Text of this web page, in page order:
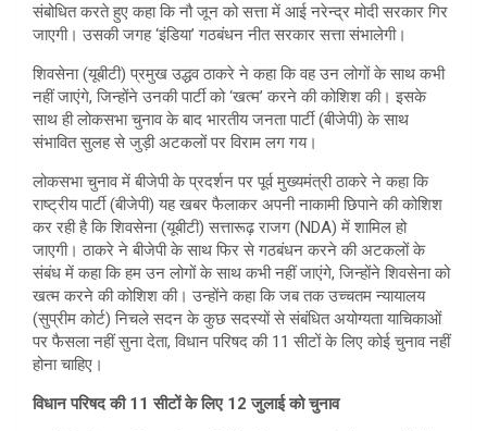
संबोधित करते हुए कहा कि नौ जून को सत्ता में आई नरेन्द्र मोदी सरकार गिर
जाएगी। उसकी जगह ‘इंडिया’ गठबंधन नीत सरकार सत्ता संभालेगी।
शिवसेना (यूबीटी) प्रमुख उद्धव ठाकरे ने कहा कि वह उन लोगों के साथ कभी
नहीं जाएंगे, जिन्होंने उनकी पार्टी को ‘खत्म’ करने की कोशिश की। इसके
साथ ही लोकसभा चुनाव के बाद भारतीय जनता पार्टी (बीजेपी) के साथ
संभावित सुलह से जुड़ी अटकलों पर विराम लग गय।
लोकसभा चुनाव में बीजेपी के प्रदर्शन पर पूर्व मुख्यमंत्री ठाकरे ने कहा कि
राष्ट्रीय पार्टी (बीजेपी) यह खबर फैलाकर अपनी नाकामी छिपाने की कोशिश
कर रही है कि शिवसेना (यूबीटी) सत्तारूढ़ राजग (NDA) में शामिल हो
जाएगी। ठाकरे ने बीजेपी के साथ फिर से गठबंधन करने की अटकलों के
संबंध में कहा कि हम उन लोगों के साथ कभी नहीं जाएंगे, जिन्होंने शिवसेना को
खत्म करने की कोशिश की। उन्होंने कहा कि जब तक उच्चतम न्यायालय
(सुप्रीम कोर्ट) निचले सदन के कुछ सदस्यों से संबंधित अयोग्यता याचिकाओं
पर फैसला नहीं सुना देता, विधान परिषद की 11 सीटों के लिए कोई चुनाव नहीं
होना चाहिए।
विधान परिषद की 11 सीटों के लिए 12 जुलाई को चुनाव